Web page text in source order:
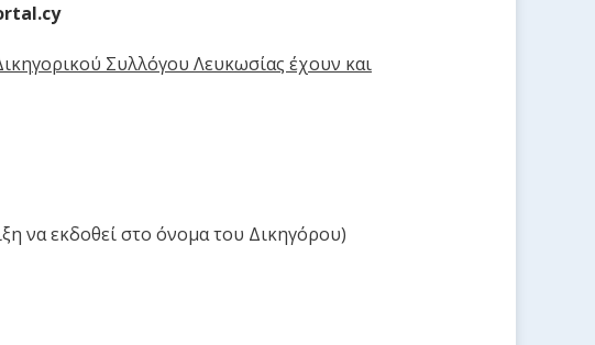
Συλλόγου Λευκωσίας έχουν και
να εκδοθεί στο όνομα του Δικηγόρου)